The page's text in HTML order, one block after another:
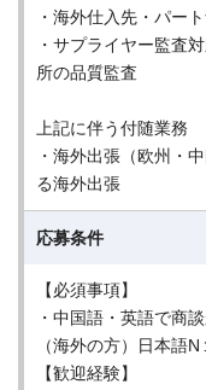
・海外仕入先・パー
・サプライヤー監査
所の品質監査
上記に伴う付随業務
・海外出張（欧州・
る海外出張
応募条件
【必須事項】
・中国語・英語で商
（海外の方）日本語N
【歓迎経験】